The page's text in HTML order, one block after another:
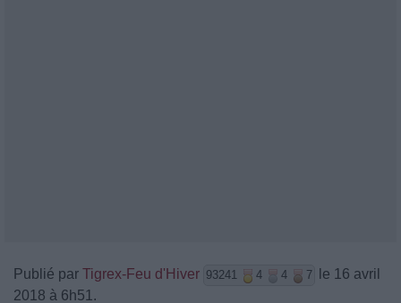
Publié par Tigrex-Feu d'Hiver 93241 4 4 7
le 16 avril
2018 à 6h51.